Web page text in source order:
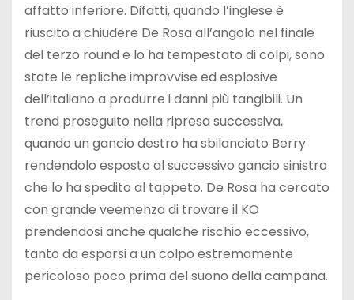
affatto inferiore. Difatti, quando l’inglese è
riuscito a chiudere De Rosa all’angolo nel finale
del terzo round e lo ha tempestato di colpi, sono
state le repliche improvvise ed esplosive
dell’italiano a produrre i danni più tangibili. Un
trend proseguito nella ripresa successiva,
quando un gancio destro ha sbilanciato Berry
rendendolo esposto al successivo gancio sinistro
che lo ha spedito al tappeto. De Rosa ha cercato
con grande veemenza di trovare il KO
prendendosi anche qualche rischio eccessivo,
tanto da esporsi a un colpo estremamente
pericoloso poco prima del suono della campana.